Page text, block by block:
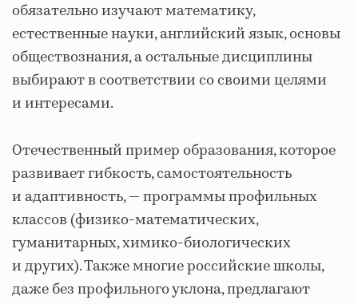
обязательно изучают математику,
естественные науки, английский язык, основы
обществознания, а остальные дисциплины
выбирают в соответствии со своими целями
и интересами.
Отечественный пример образования, которое
развивает гибкость, самостоятельность
и адаптивность, — программы профильных
классов (физико-математических,
гуманитарных, химико-биологических
и других). Также многие российские школы,
даже без профильного уклона, предлагают